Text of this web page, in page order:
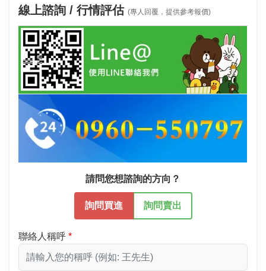
線上諮詢 / 行情評估 (專人回覆，提供參考報價)
請問您想諮詢的方向？
詢問買進 詢問賣出
聯絡人稱呼